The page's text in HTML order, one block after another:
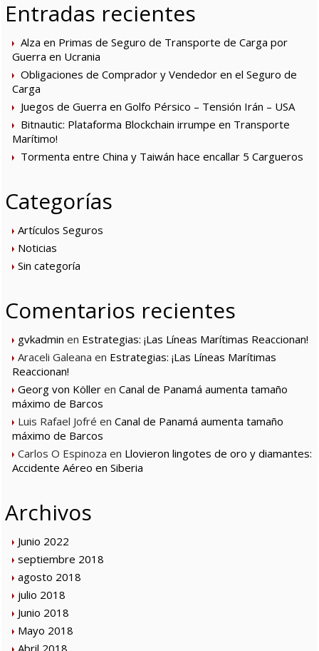
Entradas recientes
Alza en Primas de Seguro de Transporte de Carga por
Guerra en Ucrania
Obligaciones de Comprador y Vendedor en el Seguro de
Carga
Juegos de Guerra en Golfo Pérsico – Tensión Irán – USA
Bitnautic: Plataforma Blockchain irrumpe en Transporte
Marítimo!
Tormenta entre China y Taiwán hace encallar 5 Cargueros
Categorías
Artículos Seguros
Noticias
Sin categoría
Comentarios recientes
gvkadmin en Estrategias: ¡Las Líneas Marítimas Reaccionan!
Araceli Galeana en Estrategias: ¡Las Líneas Marítimas
Reaccionan!
Georg von Köller enCanal de Panamá aumenta tamaño
máximo de Barcos
Luis Rafael Jofré enCanal de Panamá aumenta tamaño
máximo de Barcos
Carlos O Espinoza en Llovieron lingotes de oro y diamantes:
Accidente Aéreo en Siberia
Archivos
Junio 2022
septiembre 2018
agosto 2018
julio 2018
Junio 2018
Mayo 2018
Abril 2018